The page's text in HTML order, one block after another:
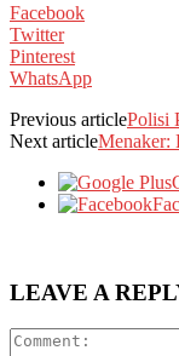
Facebook
Twitter
Pinterest
WhatsApp
Previous articlePolisi
Next articleMenaker:
LEAVE A